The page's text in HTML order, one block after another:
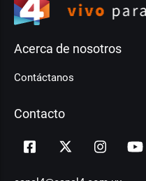
Acerca de nosotros
Contáctanos
Contacto